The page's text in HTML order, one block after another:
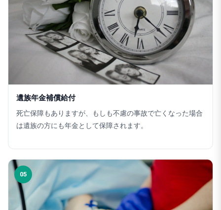
遺族年金補償給付
死亡保障もありますが、もしも不慮の事故で亡くなった場合
は遺族の方にも年金として保障されます。
05